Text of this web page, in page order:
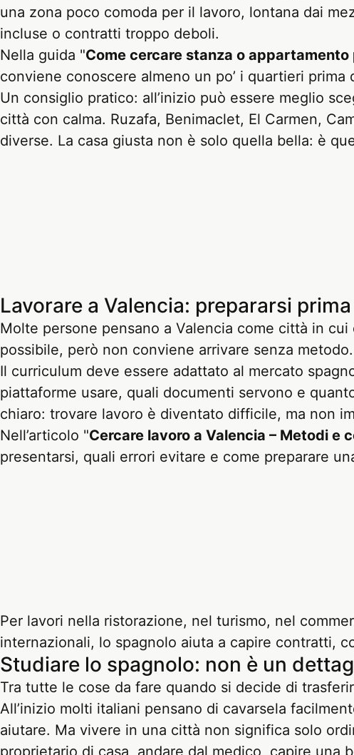
una zona poco comoda per il lavoro, lontana dai
incluse o contratti troppo deboli.
Nella guida "Come cercare stanza o
conviene conoscere almeno un po’ i quartieri prima
Un consiglio pratico: all’inizio può essere meglio
città con calma. Ruzafa, Benimaclet, El Carmen,
diverse. La casa giusta non è solo quella bella: è
Lavorare a Valencia: prepararsi
Molte persone pensano a Valencia come città in
possibile, però non conviene arrivare senza metodo.
Il curriculum deve essere adattato al mercato
piattaforme usare, quali documenti servono e
chiaro: trovare lavoro è diventato difficile, ma non
Nell’articolo "Cercare lavoro a Valencia – Metodi e
presentarsi, quali errori evitare e come preparare
Per lavori nella ristorazione, nel turismo, nel
internazionali, lo spagnolo aiuta a capire contratti,
Studiare lo spagnolo: non è un
Tra tutte le cose da fare quando si decide di
All’inizio molti italiani pensano di cavarsela
aiutare. Ma vivere in una città non significa solo
proprietario di casa, andare dal medico, capire